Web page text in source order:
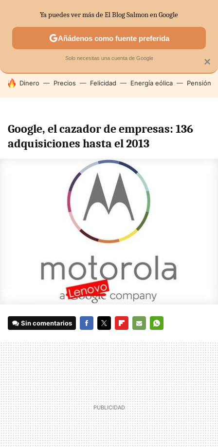
SECTORES ECONOMÍA DOMÉSTICA MERCADOS
HOY SE HABLA DE
Dinero Precios Felicidad Energía eólica Pensión
Google, el cazador de empresas: 136
adquisiciones hasta el 2013
Sin comentarios
MAIL
×
Ya puedes ver más de El Blog Salmon en Google
Añádenos como fuente preferida
Solo necesitas una cuenta de Google